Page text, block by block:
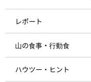
レポート
山の食事・行動食
ハウツー・ヒント